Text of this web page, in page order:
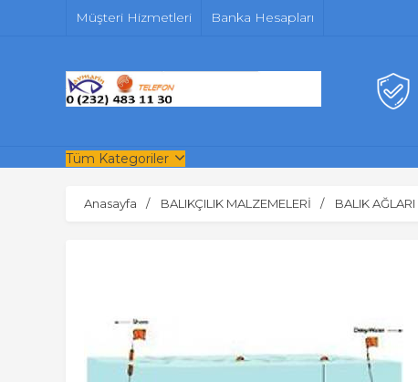
Müşteri Hizmetleri Banka Hesapları
Tüm Kategoriler
Anasayfa BALIKÇILIK MALZEMELERİ BALIK AĞLARI